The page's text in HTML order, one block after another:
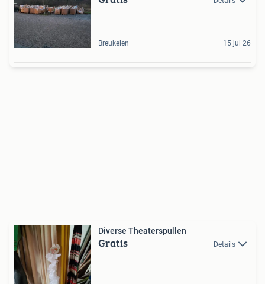
Breukelen 15 jul 26
Diverse Theaterspullen
Gratis Details